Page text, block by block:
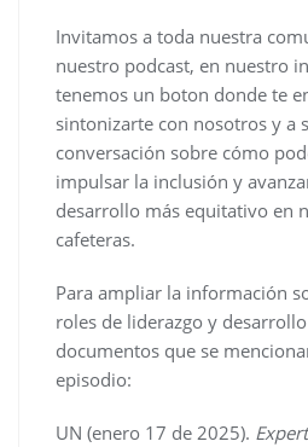
Invitamos a toda nuestra
nuestro podcast, en nuestro
tenemos un boton donde te
sintonizarte con nosotros y a
conversación sobre cómo
impulsar la inclusión y
desarrollo más equitativo en
cafeteras.
Para ampliar la información
roles de liderazgo y
documentos que se
episodio:
UN (enero 17 de 2025).